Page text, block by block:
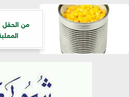
من الحقل